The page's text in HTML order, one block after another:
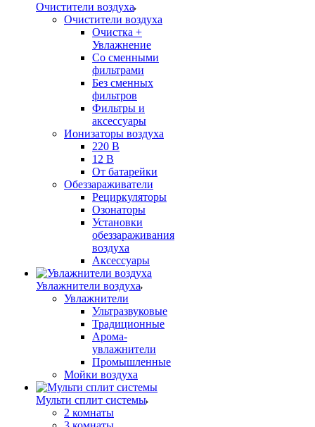
Очистители воздуха
Очистители воздуха
Очистка +
Увлажнение
Cо сменными
фильтрами
Без сменных
фильтров
Фильтры и
аксессуары
Ионизаторы воздуха
220 В
12 В
От батарейки
Обеззараживатели
Рециркуляторы
Озонаторы
Установки
обеззараживания
воздуха
Аксессуары
Увлажнители воздуха
Увлажнители
Ультразвуковые
Традиционные
Арома-
увлажнители
Промышленные
Мойки воздуха
Мульти сплит системы
2 комнаты